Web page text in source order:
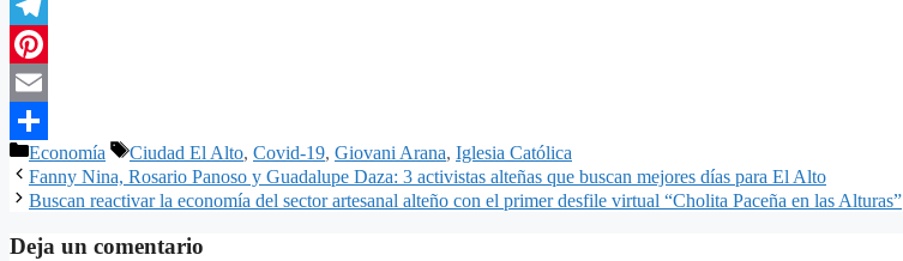
Twitter
Telegram
Pinterest
Email
Compartir
Categorías
Economía Etiquetas
Ciudad El Alto, Covid-19, Giovani Arana, Iglesia Católica
Fanny Nina, Rosario Panoso y Guadalupe Daza: 3 activistas alteñas que buscan mejores días para El Alto
Buscan reactivar la economía del sector artesanal alteño con el primer desfile virtual “Cholita Paceña en las Alturas”
Deja un comentario